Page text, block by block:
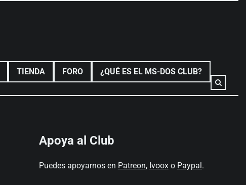
TIENDA FORO ¿QUÉ ES EL MS-DOS CLUB?
Apoya al Club
Puedes apoyarnos en Patreon, Ivooxo Paypal.